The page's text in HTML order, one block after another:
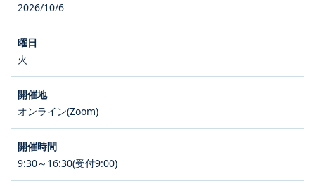
2026/10/6
火
オンライン(Zoom)
9:30～16:30(受付9:00)